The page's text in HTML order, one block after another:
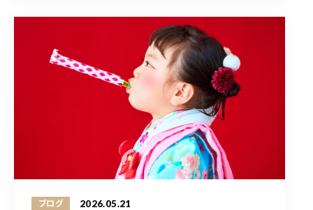
ブログ 2026.05.21